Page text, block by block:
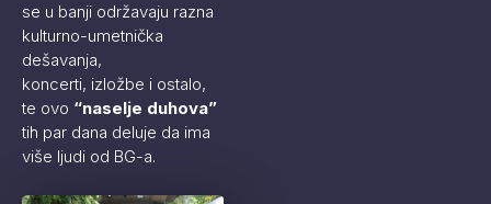
se u banji održavaju razna
kulturno-umetnička
dešavanja,
koncerti, izložbe i ostalo,
te ovo “naselje duhova”
tih par dana deluje da ima
više ljudi od BG-a.